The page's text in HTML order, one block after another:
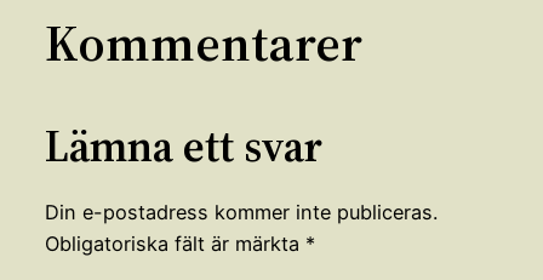
Kommentarer
Lämna ett svar
Din e-postadress kommer inte publiceras.
Obligatoriska fält är märkta *